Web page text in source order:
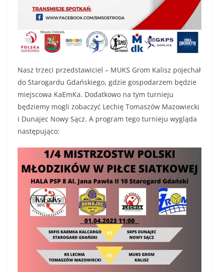
Nasz trzeci przedstawiciel – MUKS Grom Kalisz pojechał
do Starogardu Gdańskiego, gdzie gospodarzem będzie
miejscowa KaEmKa. Dodatkowo na tym turnieju
będziemy mogli zobaczyć Lechię Tomaszów Mazowiecki
i Dunajec Nowy Sącz. A program tego turnieju wygląda
następująco: